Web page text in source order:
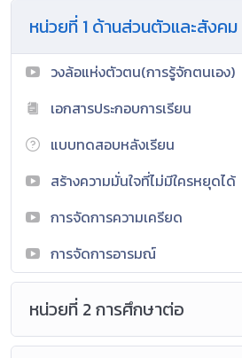
หน่วยที่ 1 ด้านส่วนตัวและสังคม
วงล้อแห่งตัวตน(การรู้จักตนเอง)
เอกสารประกอบการเรียน
แบบทดสอบหลังเรียน
สร้างความมั่นใจที่ไม่มีใครหยุดได้
การจัดการความเครียด
การจัดการอารมณ์
หน่วยที่ 2 การศึกษาต่อ